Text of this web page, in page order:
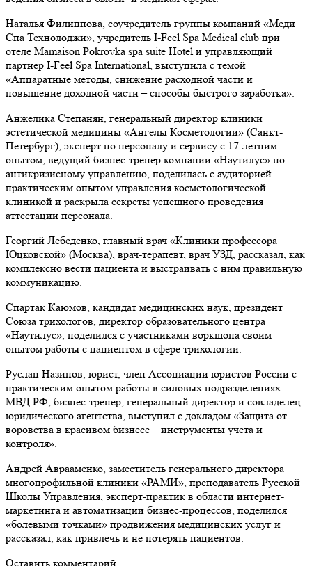
Наталья Филиппова, соучредитель группы компаний «Меди
Спа Технолоджи», учредитель I-Feel Spa Medical club при
отеле Mamaison Pokrovka spa suite Hotel и управляющий
партнер I-Feel Spa International, выступила с темой
«Аппаратные методы, снижение расходной части и
повышение доходной части – способы быстрого заработка».
Анжелика Степанян, генеральный директор клиники
эстетической медицины «Ангелы Косметологии» (Санкт-
Петербург), эксперт по персоналу и сервису с 17-летним
опытом, ведущий бизнес-тренер компании «Наутилус» по
антикризисному управлению, поделилась с аудиторией
практическим опытом управления косметологической
клиникой и раскрыла секреты успешного проведения
аттестации персонала.
Георгий Лебеденко, главный врач «Клиники профессора
Юцковской» (Москва), врач-терапевт, врач УЗД, рассказал, как
комплексно вести пациента и выстраивать с ним правильную
коммуникацию.
Спартак Каюмов, кандидат медицинских наук, президент
Союза трихологов, директор образовательного центра
«Наутилус», поделился с участниками воркшопа своим
опытом работы с пациентом в сфере трихологии.
Руслан Назипов, юрист, член Ассоциации юристов России с
практическим опытом работы в силовых подразделениях
МВД РФ, бизнес-тренер, генеральный директор и совладелец
юридического агентства, выступил с докладом «Защита от
воровства в красивом бизнесе – инструменты учета и
контроля».
Андрей Аврааменко, заместитель генерального директора
многопрофильной клиники «РАМИ», преподаватель Русской
Школы Управления, эксперт-практик в области интернет-
маркетинга и автоматизации бизнес-процессов, поделился
«болевыми точками» продвижения медицинских услуг и
рассказал, как привлечь и не потерять пациентов.
Оставить комментарий